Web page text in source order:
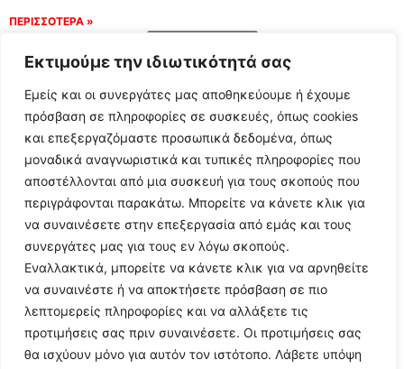
Εκτιμούμε την ιδιωτικότητά σας
Εμείς και οι συνεργάτες μας αποθηκεύουμε ή έχουμε
πρόσβαση σε πληροφορίες σε συσκευές, όπως cookies
και επεξεργαζόμαστε προσωπικά δεδομένα, όπως
μοναδικά αναγνωριστικά και τυπικές πληροφορίες που
αποστέλλονται από μια συσκευή για τους σκοπούς που
περιγράφονται παρακάτω. Μπορείτε να κάνετε κλικ για
να συναινέσετε στην επεξεργασία από εμάς και τους
συνεργάτες μας για τους εν λόγω σκοπούς.
Εναλλακτικά, μπορείτε να κάνετε κλικ για να αρνηθείτε
να συναινέστε ή να αποκτήσετε πρόσβαση σε πιο
λεπτομερείς πληροφορίες και να αλλάξετε τις
προτιμήσεις σας πριν συναινέσετε. Οι προτιμήσεις σας
θα ισχύουν μόνο για αυτόν τον ιστότοπο. Λάβετε υπόψη
ΠΕΡΙΣΣΟΤΕΡΑ »
Follow Us
© 2024 All Rights Reserved